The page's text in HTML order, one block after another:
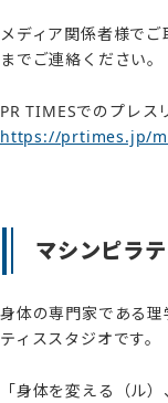
メディア関係者様で
までご連絡ください。
PR TIMESでのプレス
https://prtimes.jp/
マシンピラ
身体の専門家である
ティススタジオです。
「身体を変える（ル